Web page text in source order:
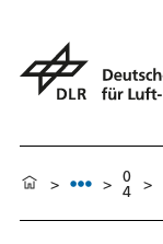
> > 0
4 >